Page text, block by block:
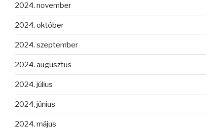
2024. november
2024. október
2024. szeptember
2024. augusztus
2024. július
2024. június
2024. május